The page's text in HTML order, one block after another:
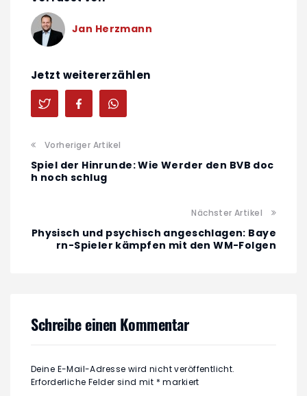
Jan Herzmann
Jetzt weitererzählen
Vorheriger Artikel
Spiel der Hinrunde: Wie Werder den BVB doc
h noch schlug
Nächster Artikel
Physisch und psychisch angeschlagen: Baye
rn-Spieler kämpfen mit den WM-Folgen
Schreibe einen Kommentar
Deine E-Mail-Adresse wird nicht veröffentlicht.
Erforderliche Felder sind mit * markiert